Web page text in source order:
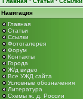
Навигация
Главная
Статьи
Ссылки
Фотогалерея
Форум
Контакты
Города
Ж/д видео
Все УЖД сайта
Условные обозначения
Литература
Схемы ж. д. России